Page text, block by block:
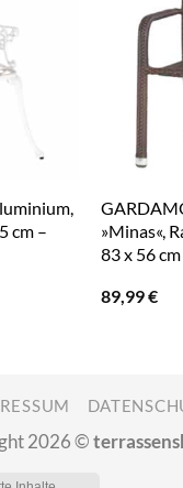
cm –
»Minas«,
83 x 56
89,99€
2026 ©